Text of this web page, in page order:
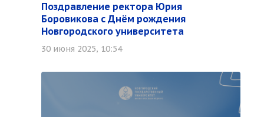
Поздравление ректора Юрия
Боровикова с Днём рождения
Новгородского университета
30 июня 2025, 10:54